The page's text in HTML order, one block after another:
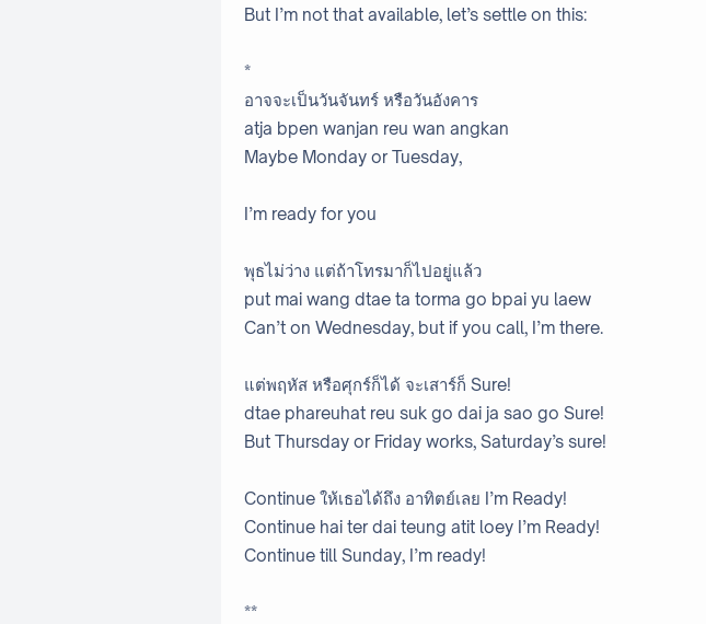
But I’m not that available, let’s settle on this:
*
อาจจะเป็นวันจันทร์ หรือวันอังคาร
atja bpen wanjan reu wan angkan
Maybe Monday or Tuesday,
I’m ready for you
พุธไม่ว่าง แต่ถ้าโทรมาก็ไปอยู่แล้ว
put mai wang dtae ta torma go bpai yu laew
Can’t on Wednesday, but if you call, I’m there.
แต่พฤหัส หรือศุกร์ก็ได้ จะเสาร์ก็ Sure!
dtae phareuhat reu suk go dai ja sao go Sure!
But Thursday or Friday works, Saturday’s sure!
Continue ให้เธอได้ถึง อาทิตย์เลย I’m Ready!
Continue hai ter dai teung atit loey I’m Ready!
Continue till Sunday, I’m ready!
**